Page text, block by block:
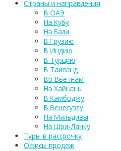
Страны и направления
В ОАЭ
На Кубу
На Бали
В Грузию
В Индию
В Турцию
В Таиланд
Во Вьетнам
На Хайнань
В Камбоджу
В Венесуэлу
На Мальдивы
На Шри-Ланку
Туры в рассрочку
Офисы продаж